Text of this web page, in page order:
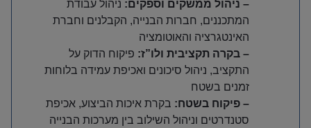
– ניהול ממשקים וספקים: ניהול עבודת
המתכננים, חברות הבנייה, הקבלנים וחברת
האינטגרציה והאוטומציה
– בקרה תקציבית ולו”ז: פיקוח הדוק על
התקציב, ניהול סיכונים ואכיפת עמידה בלוחות
זמנים בשטח
– פיקוח בשטח: בקרת איכות הביצוע, אכיפת
סטנדרטים וניהול השילוב בין מערכות הבנייה